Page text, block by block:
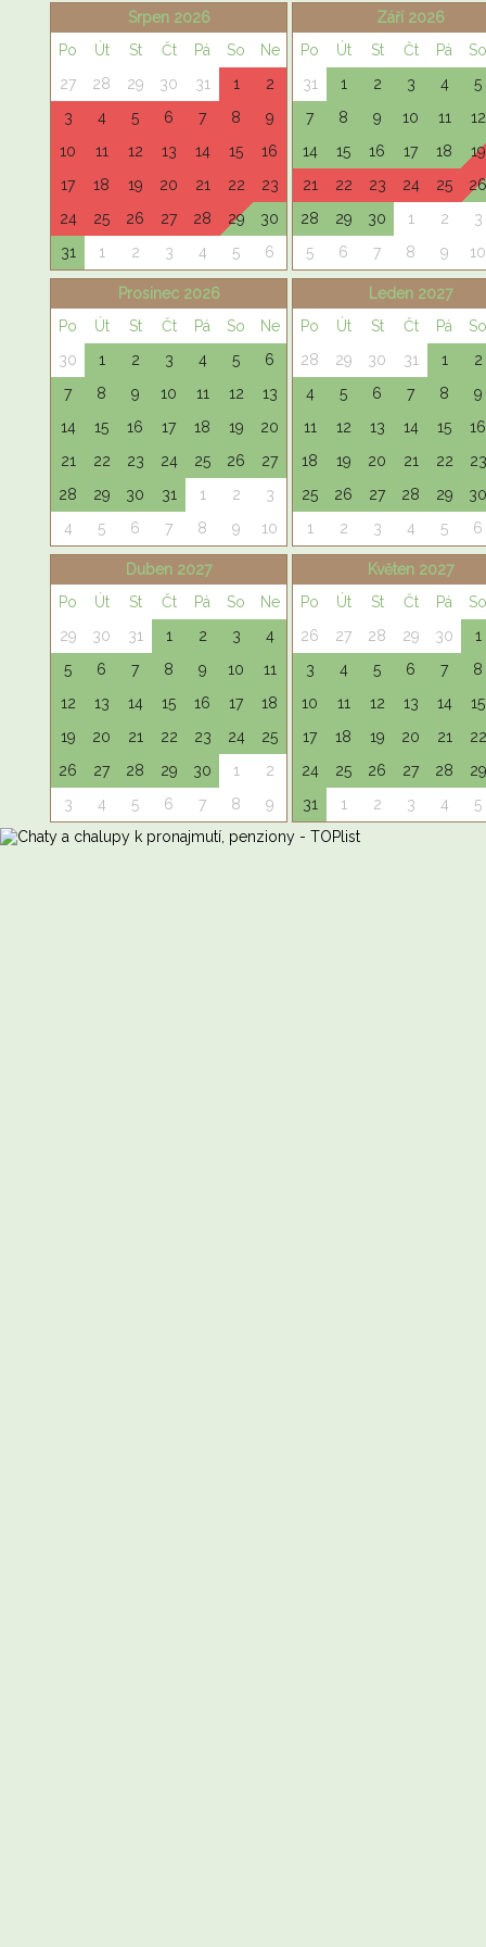
Srpen 2026
Po
Út St Čt Pá So
Ne
27
28 29 30 31 1
2
3
4 5 6 7 8
9
10
11 12 13 14 15
16
17
18 19 20 21 22
23
24
25 26 27 28 29
30
31
1 2 3 4 5 6
Září 2026
Po
Út St Čt Pá
So
31
1 2 3 4
5
7
8 9 10 11
12
14
15 16 17 18
19
21
22 23 24 25
26
28
29 30 1 2
3
5
6 7 8 9 10
Prosinec 2026
Po
Út St Čt Pá So
Ne
30
1 2 3 4 5
6
7
8 9 10 11 12
13
14
15 16 17 18 19
20
21
22 23 24 25 26
27
28
29 30 31 1 2
3
4
5 6 7 8 9 10
Leden 2027
Po
Út St Čt Pá
So
28
29 30 31 1
2
4
5 6 7 8
9
11
12 13 14 15
16
18
19 20 21 22
23
25
26 27 28 29
30
1
2 3 4 5 6
Duben 2027
Po
Út St Čt Pá So
Ne
29
30 31 1 2 3
4
5
6 7 8 9 10
11
12
13 14 15 16 17
18
19
20 21 22 23 24
25
26
27 28 29 30 1
2
3
4 5 6 7 8 9
Květen 2027
Po
Út St Čt Pá
So
26
27 28 29 30
1
3
4 5 6 7
8
10
11 12 13 14
15
17
18 19 20 21
22
24
25 26 27 28
29
31
1 2 3 4 5